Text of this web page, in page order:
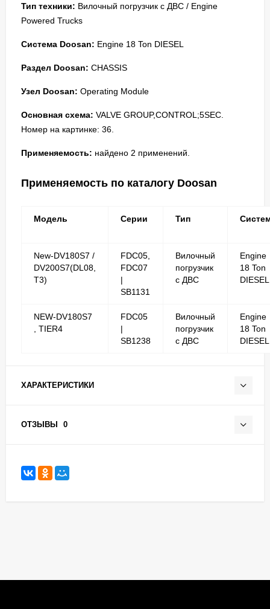
Тип техники: Вилочный погрузчик с ДВС / Engine
Powered Trucks
Система Doosan: Engine 18 Ton DIESEL
Раздел Doosan: CHASSIS
Узел Doosan: Operating Module
Основная схема: VALVE GROUP,CONTROL;5SEC.
Номер на картинке: 36.
Применяемость: найдено 2 применений.
Применяемость по каталогу Doosan
Модель Серии Тип
New-DV180S7 /
DV200S7(DL08,
T3)
FDC05,
FDC07
|
SB1131
Вилочный
погрузчик
с ДВС
Engine
18 Ton
DIESEL
NEW-DV180S7
, TIER4
FDC05
|
SB1238
Вилочный
погрузчик
с ДВС
Engine
18 Ton
DIESEL
ХАРАКТЕРИСТИКИ
ОТЗЫВЫ 0